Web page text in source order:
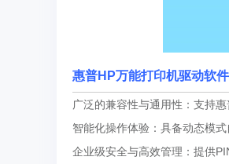
惠普HP万能打印机驱动软
广泛的兼容性与通用性：支持
智能化操作体验：具备动态模
企业级安全与高效管理：提供